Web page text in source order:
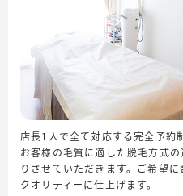
店長1人で全て対応する完全予約
お客様の毛質に適した脱毛方式
りさせていただきます。ご希望
クオリティーに仕上げます。